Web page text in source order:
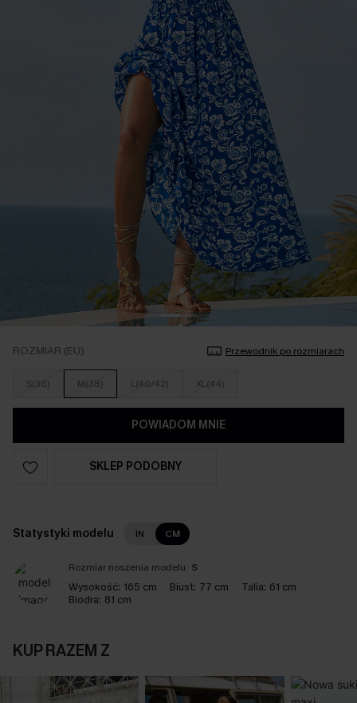
ROZMIAR (EU) Przewodnik po rozmiarach
S(36) M(38) L(40/42) XL(44)
POWIADOM MNIE
SKLEP PODOBNY
Statystyki modelu IN CM
Rozmiar noszenia modelu: S
Wysokość: 165 cm Biust: 77 cm Talia: 61 cm
Biodra: 81 cm
KUP RAZEM Z